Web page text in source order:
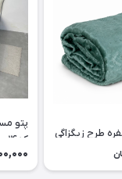
کد۱۴